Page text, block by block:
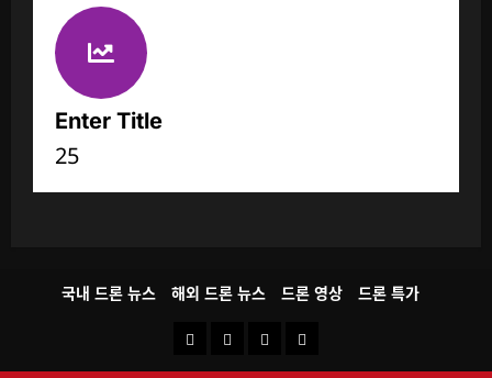
Enter Title
25
국내 드론 뉴스 해외 드론 뉴스 드론 영상 드론 특가
국
내
해
외
드
론
드
론